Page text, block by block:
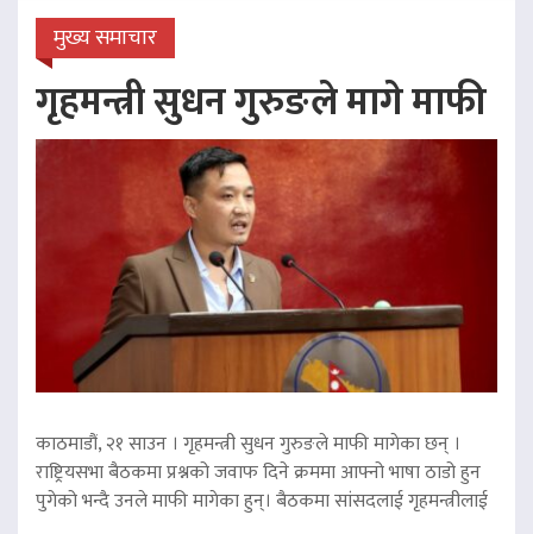
मुख्य समाचार
गृहमन्त्री सुधन गुरुङले मागे माफी
काठमाडौं, २१ साउन । गृहमन्त्री सुधन गुरुङले माफी मागेका छन् ।
राष्ट्रियसभा बैठकमा प्रश्नको जवाफ दिने क्रममा आफ्नो भाषा ठाडो हुन
पुगेको भन्दै उनले माफी मागेका हुन्। बैठकमा सांसदलाई गृहमन्त्रीलाई